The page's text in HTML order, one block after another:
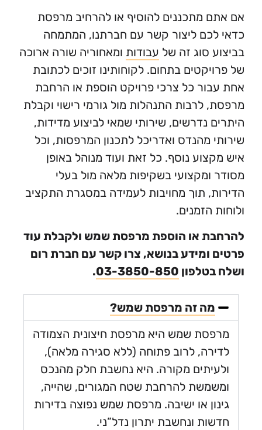
מתכננים להוסיף או להרחיב מרפסת
ליצור קשר עם חברתנו, המתמחה
סוג זה שלעבודותומאחוריה שורה ארוכה
בתחום. לקוחותינו זוכים לכתובת
כל צרכי פרויקט הוספת או הרחבת
לרבות התנהלות מול גורמי רישוי וקבלת
נדרשים, שירותי שמאי לביצוע מדידות,
מהנדס ואדריכל לתכנון המרפסות, וכל
נוסף. כל זאת ועוד מנוהל באופן
בשקיפות מלאה מול בעלי
תוך מחויבות לעמידה במסגרת התקציב
הזמנים.
או הוספת מרפסת שמש ולקבלת עוד
ומידע בנושא, צרו קשר עם חברת רום
03-3850-850
.
מה זה מרפסת שמש?
שמש היא מרפסת חיצונית הצמודה
לרוב פתוחה (ללא סגירה מלאה),
מקורה. היא נחשבת חלק מהנכס
להרחבת שטח המגורים, שהייה,
או ישיבה. מרפסת שמש נפוצה בדירות
ונחשבת יתרון נדל”ני.